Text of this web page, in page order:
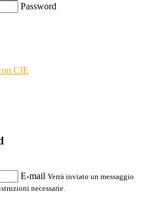
Password
CIE
E-mail Verrà inviato un messaggio
necessarie.